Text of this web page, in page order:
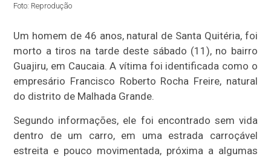
Foto: Reprodução
Um homem de 46 anos, natural de Santa Quitéria, foi
morto a tiros na tarde deste sábado (11), no bairro
Guajiru, em Caucaia. A vítima foi identificada como o
empresário Francisco Roberto Rocha Freire, natural
do distrito de Malhada Grande.
Segundo informações, ele foi encontrado sem vida
dentro de um carro, em uma estrada carroçável
estreita e pouco movimentada, próxima a algumas